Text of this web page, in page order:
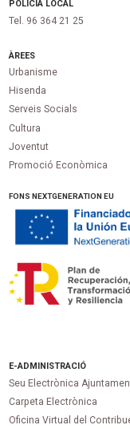
POLICIA LOCAL
Tel. 96 364 21 25
ÀREES
Urbanisme
Hisenda
Serveis Socials
Cultura
Joventut
Promoció Econòmica
FONS NEXTGENERATION EU
E-ADMINISTRACIÓ
Seu Electrònica
Carpeta Electrònica
Oficina Virtual del